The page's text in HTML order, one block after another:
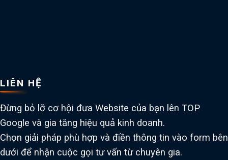
LIÊN HỆ
Đừng bỏ lỡ cơ hội đưa Website của bạn lên TOP
Google và gia tăng hiệu quả kinh doanh.
Chọn giải pháp phù hợp và điền thông tin vào form bên
dưới để nhận cuộc gọi tư vấn từ chuyên gia.